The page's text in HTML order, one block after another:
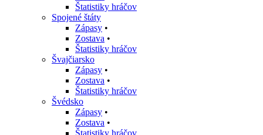
Štatistiky hráčov
Spojené štáty
Zápasy •
Zostava •
Štatistiky hráčov
Švajčiarsko
Zápasy •
Zostava •
Štatistiky hráčov
Švédsko
Zápasy •
Zostava •
Štatistiky hráčov